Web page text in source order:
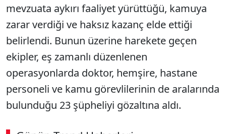
mevzuata aykırı faaliyet yürüttüğü, kamuya
zarar verdiği ve haksız kazanç elde ettiği
belirlendi. Bunun üzerine harekete geçen
ekipler, eş zamanlı düzenlenen
operasyonlarda doktor, hemşire, hastane
personeli ve kamu görevlilerinin de aralarında
bulunduğu 23 şüpheliyi gözaltına aldı.